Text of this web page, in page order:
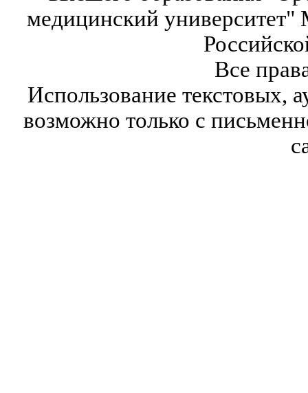
медицинский университет"
Все
Использование текстовых,
возможно только с